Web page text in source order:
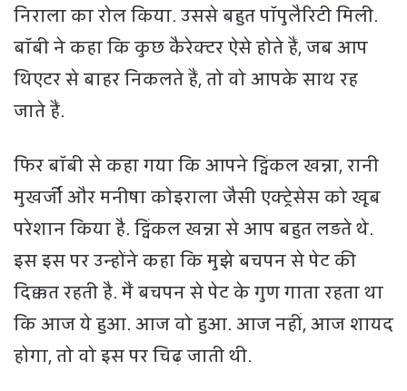
निराला का रोल किया. उससे बहुत पॉपुलैरिटी मिली.
बॉबी ने कहा कि कुछ कैरेक्टर ऐसे होते हैं, जब आप
थिएटर से बाहर निकलते हैं, तो वो आपके साथ रह
जाते हैं.
फिर बॉबी से कहा गया कि आपने ट्विंकल खन्ना, रानी
मुखर्जी और मनीषा कोइराला जैसी एक्ट्रेसेस को खूब
परेशान किया है. ट्विंकल खन्ना से आप बहुत लड़ते थे.
इस इस पर उन्होंने कहा कि मुझे बचपन से पेट की
दिक्कत रहती है. मैं बचपन से पेट के गुण गाता रहता था
कि आज ये हुआ. आज वो हुआ. आज नहीं, आज शायद
होगा, तो वो इस पर चिढ़ जाती थी.